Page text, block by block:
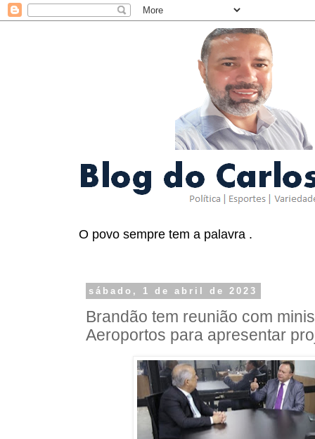
O povo sempre tem a palavra .
sábado, 1 de abril de 2023
Brandão tem reunião com
Aeroportos para apresentar